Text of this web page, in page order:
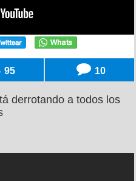
95 10
derrotando a todos los